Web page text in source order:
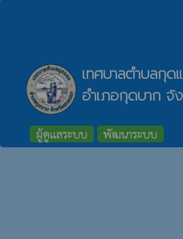
เทศบาลตำบลกุด
อำเภอกุดบาก จั
ผู้ดูแลระบบ พัฒนาระบบ